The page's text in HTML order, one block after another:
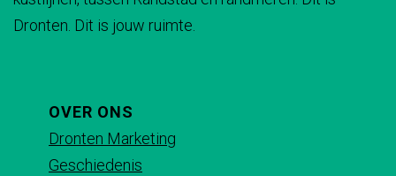
n
n
p
X
n
p
e
-
n
p
W
h
Dronten. Dit is jouw ruimte.
OVER ONS
Dronten Marketing
Geschiedenis